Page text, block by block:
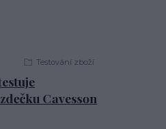
Cavesson
Testování zboží